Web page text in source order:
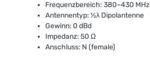
Frequenzbereich: 380–430 MHz
Antennentyp: ½λ Dipolantenne
Gewinn: 0 dBd
Impedanz: 50 Ω
Anschluss: N (female)